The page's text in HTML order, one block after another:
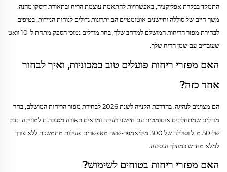
התמקד בבקרת אפליקציה, באפשרויות להתאמת עוצמת הריח ובתאורת דיסקו מהנה.
משך חיים של סוללה וחיישנים אוטומטיים הם יתרונות גדולים לנוחות הניידות. בטיפים
לבחירת מפזר הריחות המושלם למרחב שלך, בחר מודלים נמוכי הספק מתחת ל-10 וואט
שעובדים עם שמן הריח שלך.
האם מפזרי ריחות פועלים טוב במכוניות, ואיך לבחור
אחד כזה?
הם מצוינים לנהיגה. בהדרכת הקנייה לשנת 2026 לבחירת מפזר הריחות המושלם, בחר
מודלים שמתחלקים אוטומטית עם חיישני רעידה ומראים תאורה מסנכרנת למוזיקה. טנק
של 50 מ״ל וסוללה של 300 מיליאמפר-שעה מאפשרים פעילות מתמשכת ללא צורך
למלא מחדש במהלך הנסיעה.
האם מפזרי ריחות בטוחים לשימוש?